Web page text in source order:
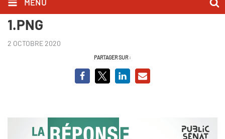
MENU
La réponse de l'autre - Page
1.PNG
2 OCTOBRE 2020
PARTAGER SUR :